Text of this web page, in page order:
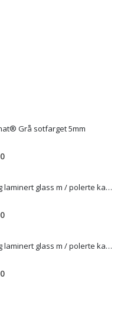
Grå sotfarget 5mm
Nåværende
kr1835,00.
16,76 mm herdet og laminert glass m / polerte kanter
Nåværende
kr3390,00.
12,76 mm herdet og laminert glass m / polerte kanter)
Nåværende